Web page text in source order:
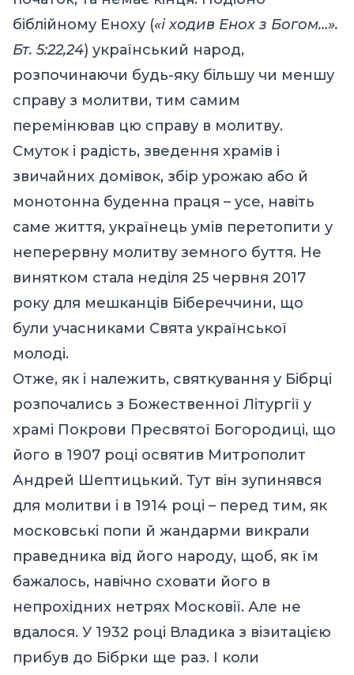
біблійному Еноху («і ходив Енох з Богом…».
Бт. 5:22,24) український народ,
розпочинаючи будь-яку більшу чи меншу
справу з молитви, тим самим
перемінював цю справу в молитву.
Смуток і радість, зведення храмів і
звичайних домівок, збір урожаю або й
монотонна буденна праця – усе, навіть
саме життя, українець умів перетопити у
неперервну молитву земного буття. Не
винятком стала неділя 25 червня 2017
року для мешканців Бібереччини, що
були учасниками Свята української
молоді.
Отже, як і належить, святкування у Бібрці
розпочались з Божественної Літургії у
храмі Покрови Пресвятої Богородиці, що
його в 1907 році освятив Митрополит
Андрей Шептицький. Тут він зупинявся
для молитви і в 1914 році – перед тим, як
московські попи й жандарми викрали
праведника від його народу, щоб, як їм
бажалось, навічно сховати його в
непрохідних нетрях Московії. Але не
вдалося. У 1932 році Владика з візитацією
прибув до Бібрки ще раз. І коли